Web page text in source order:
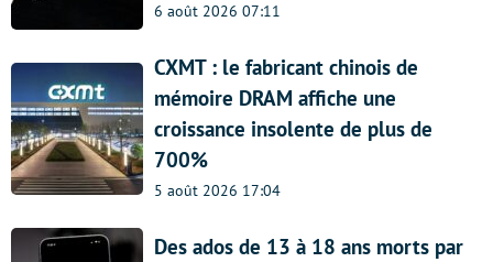
6 août 2026 07:11
CXMT : le fabricant chinois de
mémoire DRAM affiche une
croissance insolente de plus de
700%
5 août 2026 17:04
Des ados de 13 à 18 ans morts par